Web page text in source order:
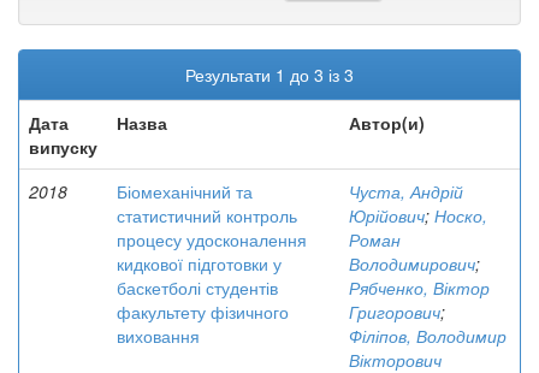
Результати 1 до 3 із 3
Дата
випуску
Назва Автор(и)
2018
Біомеханічний та
статистичний контроль
процесу удосконалення
кидкової підготовки у
баскетболі студентів
факультету фізичного
виховання
Чуста, Андрій
Юрійович; Носко,
Роман
Володимирович;
Рябченко, Віктор
Григорович;
Філіпов, Володимир
Вікторович